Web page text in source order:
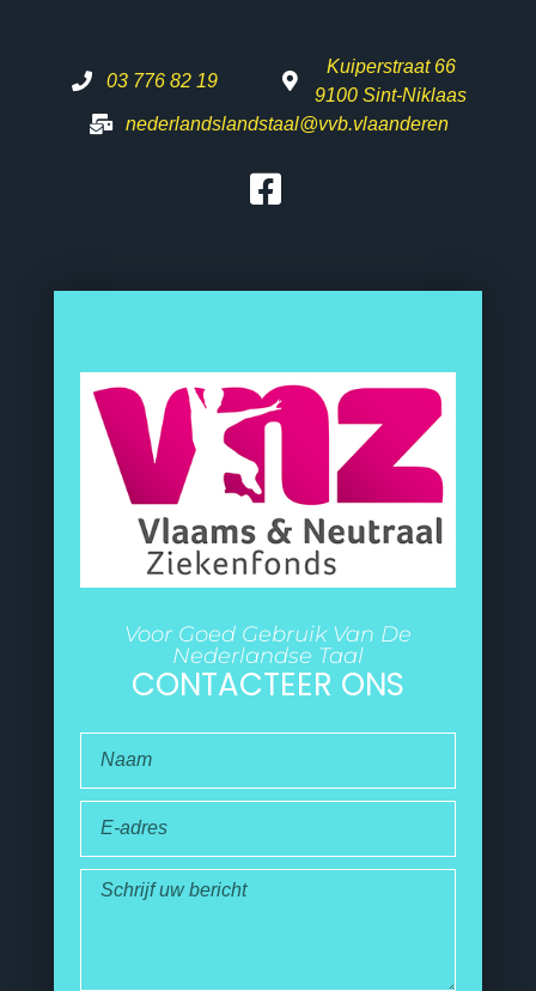
03 776 82 19
Kuiperstraat 66
9100 Sint-Niklaas
nederlandslandstaal@vvb.vlaanderen
Voor Goed Gebruik Van De
Nederlandse Taal
CONTACTEER ONS